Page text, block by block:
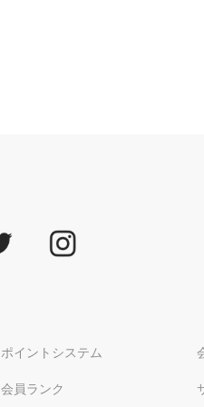
ポイントシステム
会員ランク